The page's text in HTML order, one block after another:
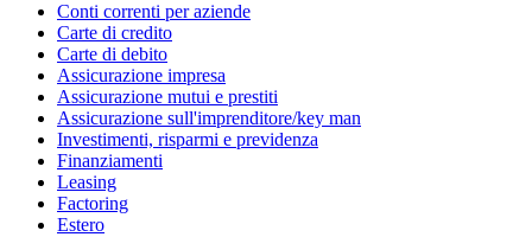
Conti correnti per aziende
Carte di credito
Carte di debito
Assicurazione impresa
Assicurazione mutui e prestiti
Assicurazione sull'imprenditore/key man
Investimenti, risparmi e previdenza
Finanziamenti
Leasing
Factoring
Estero